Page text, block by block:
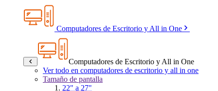
Computadores de Escritorio y All in One
Computadores de Escritorio y All in One
Ver todo en computadores de escritorio y all in one
Tamaño de pantalla
22" a 27"